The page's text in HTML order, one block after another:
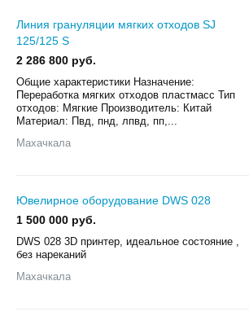
Линия грануляции мягких отходов SJ
125/125 S
2 286 800 руб.
Общие характеристики Назначение:
Переработка мягких отходов пластмасс Тип
отходов: Мягкие Производитель: Китай
Материал: Пвд, пнд, лпвд, пп,...
Махачкала
Ювелирное оборудование DWS 028
1 500 000 руб.
DWS 028 3D принтер, идеальное состояние ,
без нареканий
Махачкала